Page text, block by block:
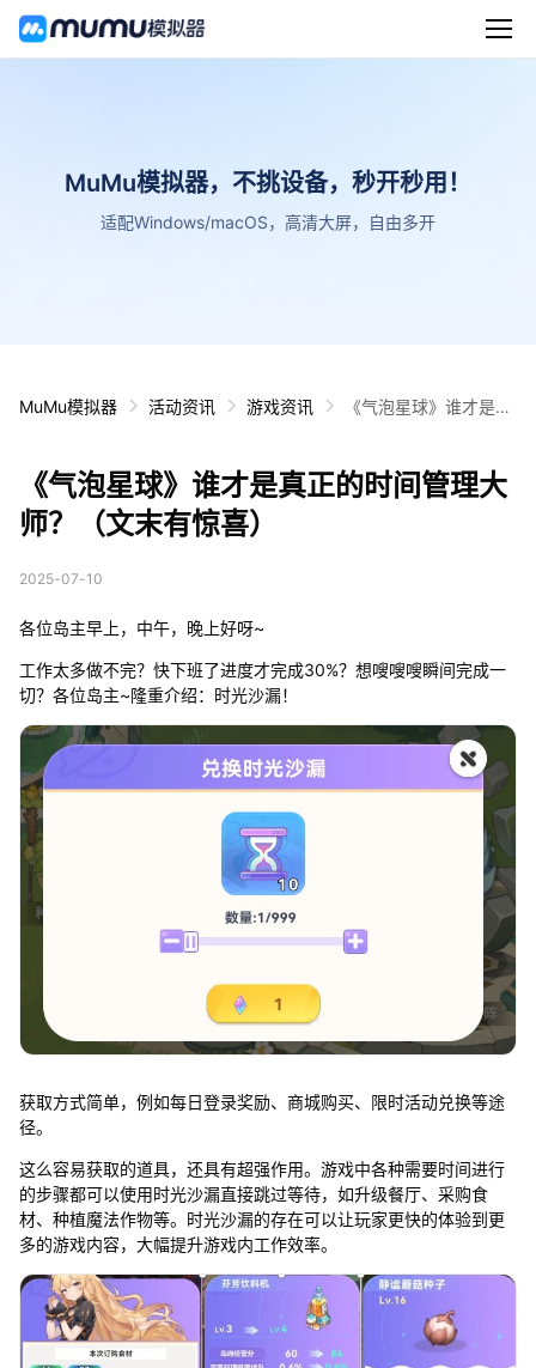
MuMu模拟器，不挑设备，秒开秒用！
适配Windows/macOS，高清大屏，自由多开
MuMu模拟器 活动资讯 游戏资讯
《气泡星球》谁才是真
《气泡星球》谁才是真正的时间管理大
师？（文末有惊喜）
2025-07-10
各位岛主早上，中午，晚上好呀~
工作太多做不完？快下班了进度才完成30%？想嗖嗖嗖瞬间完成一
切？各位岛主~隆重介绍：时光沙漏！
获取方式简单，例如每日登录奖励、商城购买、限时活动兑换等途
径。
这么容易获取的道具，还具有超强作用。游戏中各种需要时间进行
的步骤都可以使用时光沙漏直接跳过等待，如升级餐厅、采购食
材、种植魔法作物等。时光沙漏的存在可以让玩家更快的体验到更
多的游戏内容，大幅提升游戏内工作效率。